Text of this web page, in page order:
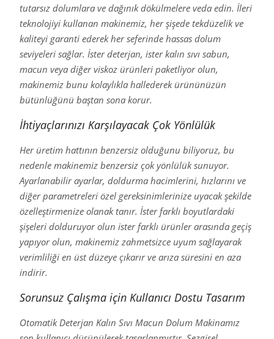
tutarsız dolumlara ve dağınık dökülmelere veda edin. İleri
teknolojiyi kullanan makinemiz, her şişede tekdüzelik ve
kaliteyi garanti ederek her seferinde hassas dolum
seviyeleri sağlar. İster deterjan, ister kalın sıvı sabun,
macun veya diğer viskoz ürünleri paketliyor olun,
makinemiz bunu kolaylıkla hallederek ürününüzün
bütünlüğünü baştan sona korur.
İhtiyaçlarınızı Karşılayacak Çok Yönlülük
Her üretim hattının benzersiz olduğunu biliyoruz, bu
nedenle makinemiz benzersiz çok yönlülük sunuyor.
Ayarlanabilir ayarlar, doldurma hacimlerini, hızlarını ve
diğer parametreleri özel gereksinimlerinize uyacak şekilde
özelleştirmenize olanak tanır. İster farklı boyutlardaki
şişeleri dolduruyor olun ister farklı ürünler arasında geçiş
yapıyor olun, makinemiz zahmetsizce uyum sağlayarak
verimliliği en üst düzeye çıkarır ve arıza süresini en aza
indirir.
Sorunsuz Çalışma için Kullanıcı Dostu Tasarım
Otomatik Deterjan Kalın Sıvı Macun Dolum Makinamız